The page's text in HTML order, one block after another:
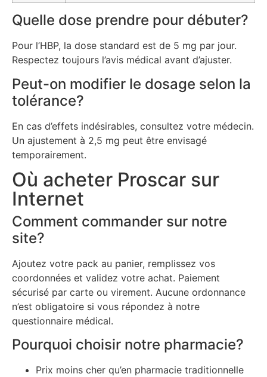
Quelle dose prendre pour débuter?
Pour l’HBP, la dose standard est de 5 mg par jour.
Respectez toujours l’avis médical avant d’ajuster.
Peut-on modifier le dosage selon la
tolérance?
En cas d’effets indésirables, consultez votre médecin.
Un ajustement à 2,5 mg peut être envisagé
temporairement.
Où acheter Proscar sur
Internet
Comment commander sur notre
site?
Ajoutez votre pack au panier, remplissez vos
coordonnées et validez votre achat. Paiement
sécurisé par carte ou virement. Aucune ordonnance
n’est obligatoire si vous répondez à notre
questionnaire médical.
Pourquoi choisir notre pharmacie?
Prix moins cher qu’en pharmacie traditionnelle